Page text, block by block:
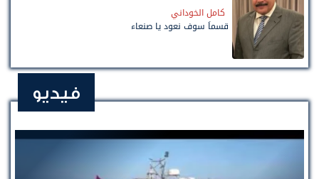
كامل الخوداني
قسماً سوف نعود يا صنعاء
فيديو